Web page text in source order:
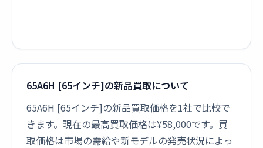
65A6H [65インチ]の新品買取について
65A6H [65インチ]の新品買取価格を1社で比較で
きます。現在の最高買取価格は¥58,000です。買
取価格は市場の需給や新モデルの発売状況によっ